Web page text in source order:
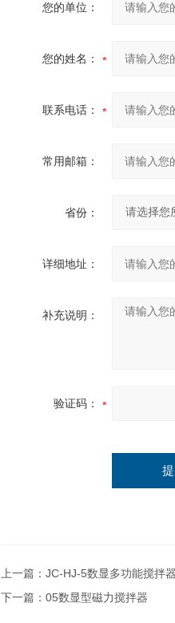
您的单位：
您的姓名：
联系电话：
常用邮箱：
省份：
详细地址：
补充说明：
验证码：
上一篇： JC-HJ-5数显多功能搅拌器
下一篇： 05数显型磁力搅拌器